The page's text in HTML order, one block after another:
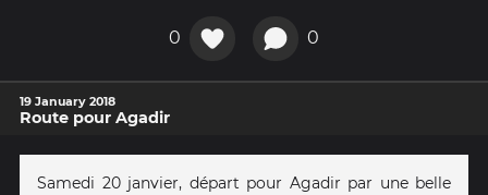
0 0
19 January 2018
Route pour Agadir
Samedi 20 janvier, départ pour Agadir par une belle